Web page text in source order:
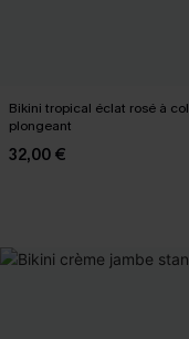
Bikini tropical éclat rosé à col
plongeant
32,00 €